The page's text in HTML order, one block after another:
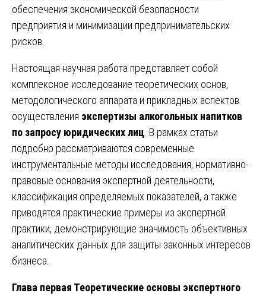
обеспечения экономической безопасности
предприятия и минимизации предпринимательских
рисков.
Настоящая научная работа представляет собой
комплексное исследование теоретических основ,
методологического аппарата и прикладных аспектов
осуществления экспертизы алкогольных напитков
по запросу юридических лиц . В рамках статьи
подробно рассматриваются современные
инструментальные методы исследования, нормативно-
правовые основания экспертной деятельности,
классификация определяемых показателей, а также
приводятся практические примеры из экспертной
практики, демонстрирующие значимость объективных
аналитических данных для защиты законных интересов
бизнеса.
Глава первая Теоретические основы экспертного